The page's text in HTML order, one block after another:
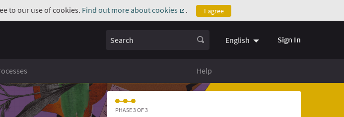
to our use of cookies. Find out more about cookies
(External link)
. I agree
Search English Sign In
Help
PHASE 3 OF 3